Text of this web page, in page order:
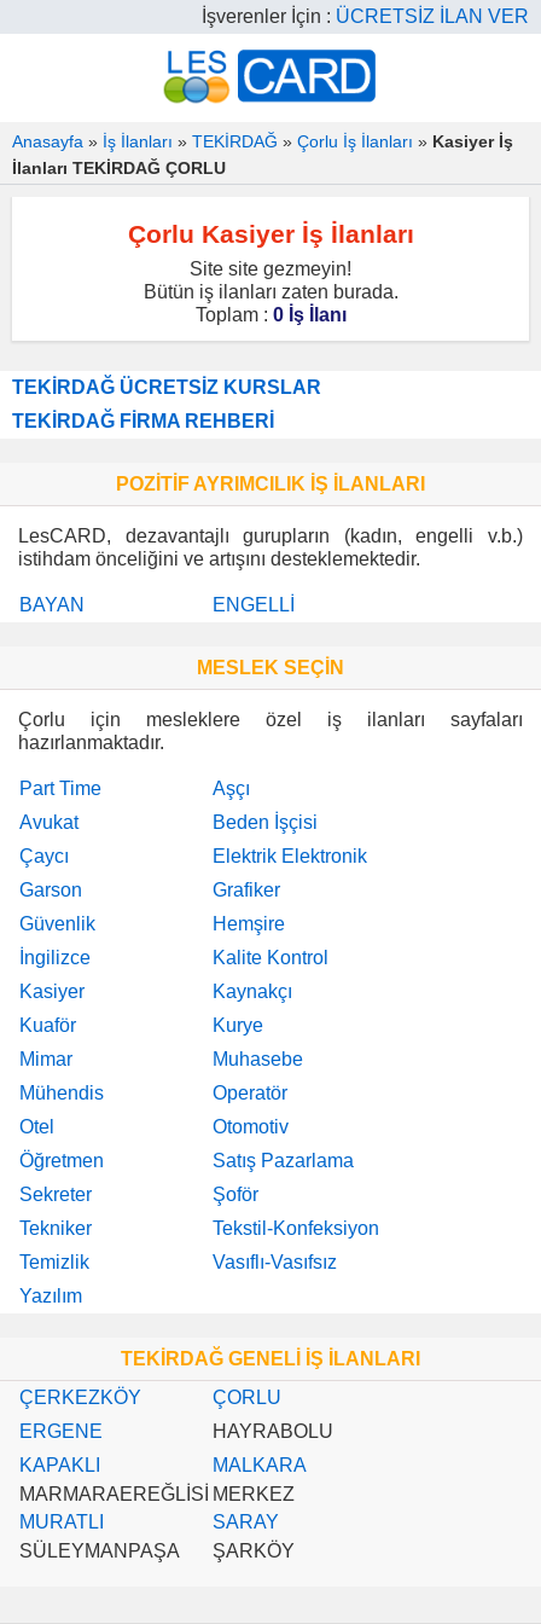
İşverenler İçin : ÜCRETSİZ İLAN VER
Anasayfa » İş İlanları » TEKİRDAĞ » Çorlu İş İlanları » Kasiyer İş
İlanları TEKİRDAĞ ÇORLU
Çorlu Kasiyer İş İlanları
Site site gezmeyin!
Bütün iş ilanları zaten burada.
Toplam : 0 İş İlanı
TEKİRDAĞ ÜCRETSİZ KURSLAR
TEKİRDAĞ FİRMA REHBERİ
POZİTİF AYRIMCILIK İŞ İLANLARI
LesCARD, dezavantajlı gurupların (kadın, engelli v.b.)
istihdam önceliğini ve artışını desteklemektedir.
BAYAN ENGELLİ
MESLEK SEÇİN
Çorlu için mesleklere özel iş ilanları sayfaları
hazırlanmaktadır.
Part Time
Aşçı
Avukat
Beden İşçisi
Çaycı
Elektrik Elektronik
Garson
Grafiker
Güvenlik
Hemşire
İngilizce
Kalite Kontrol
Kasiyer
Kaynakçı
Kuaför
Kurye
Mimar
Muhasebe
Mühendis
Operatör
Otel
Otomotiv
Öğretmen
Satış Pazarlama
Sekreter
Şoför
Tekniker
Tekstil-Konfeksiyon
Temizlik
Vasıflı-Vasıfsız
Yazılım
TEKİRDAĞ GENELİ İŞ İLANLARI
ÇERKEZKÖY
ÇORLU
ERGENE
HAYRABOLU
KAPAKLI
MALKARA
MARMARAEREĞLİSİ MERKEZ
MURATLI
SARAY
SÜLEYMANPAŞA
ŞARKÖY